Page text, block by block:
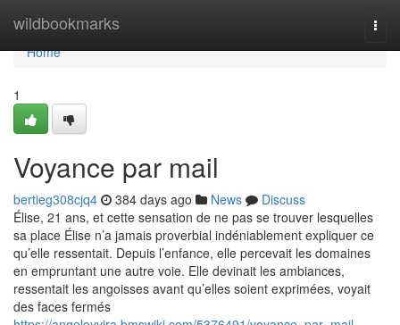
wildbookmarks
Home
Home
1
Voyance par mail
bertieg308cjq4 384 days ago News
Discuss
Élise, 21 ans, et cette sensation de ne pas se trouver lesquelles
sa place Élise n’a jamais proverbial indéniablement expliquer ce
qu’elle ressentait. Depuis l’enfance, elle percevait les domaines
en empruntant une autre voie. Elle devinait les ambiances,
ressentait les angoisses avant qu’elles soient exprimées, voyait
des faces fermés